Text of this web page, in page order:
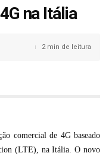
na Itália
2 min de leitura
comercial de 4G baseado
(LTE), na Itália. O novo